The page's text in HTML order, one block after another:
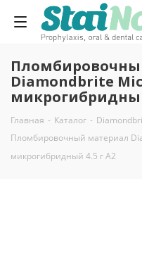
Diamondbrite
Главная - Каталог -
Пломбировочный материал
микрогибридный 4.5 г А2